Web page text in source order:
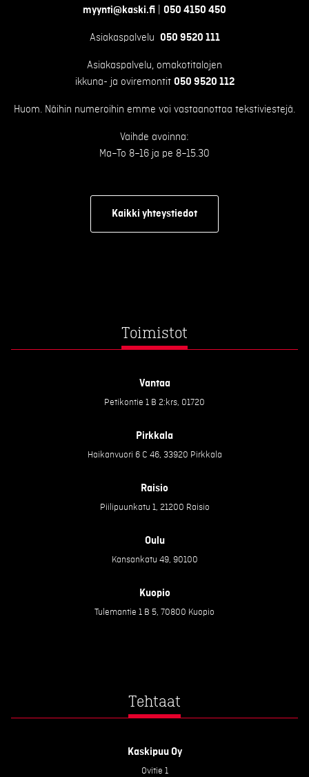
myynti@kaski.fi 050 4150 450
Asiakaspalvelu 050 9520 111
Asiakaspalvelu, omakotitalojen
ikkuna- ja oviremontit 050 9520 112
Huom. Näihin numeroihin emme voi vastaanottaa tekstiviestejä.
Vaihde avoinna:
Ma–To 8–16 ja pe 8–15.30
Kaikki yhteystiedot
Toimistot
Vantaa
Petikontie 1 B 2:krs, 01720
Pirkkala
Haikanvuori 6 C 46, 33920 Pirkkala
Raisio
Piilipuunkatu 1, 21200 Raisio
Oulu
Kansankatu 49, 90100
Kuopio
Tulemantie 1 B 5, 70800 Kuopio
Tehtaat
Kaskipuu Oy
Ovitie 1